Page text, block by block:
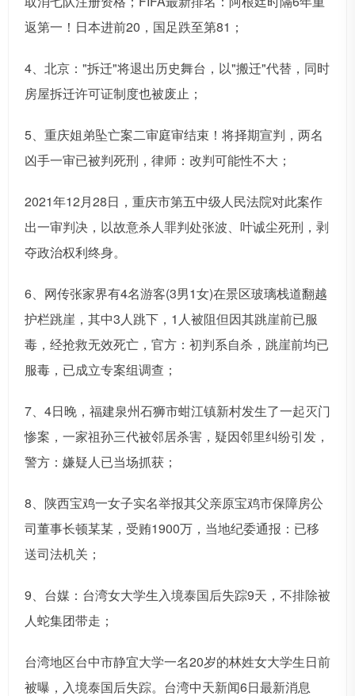
返第一！日本进前20，国足跌至第81；
4、北京："拆迁"将退出历史舞台，以"搬迁"代替，同时
房屋拆迁许可证制度也被废止；
5、重庆姐弟坠亡案二审庭审结束！将择期宣判，两名
凶手一审已被判死刑，律师：改判可能性不大；
2021年12月28日，重庆市第五中级人民法院对此案作
出一审判决，以故意杀人罪判处张波、叶诚尘死刑，剥
夺政治权利终身。
6、网传张家界有4名游客(3男1女)在景区玻璃栈道翻越
护栏跳崖，其中3人跳下，1人被阻但因其跳崖前已服
毒，经抢救无效死亡，官方：初判系自杀，跳崖前均已
服毒，已成立专案组调查；
7、4日晚，福建泉州石狮市蚶江镇新村发生了一起灭门
惨案，一家祖孙三代被邻居杀害，疑因邻里纠纷引发，
警方：嫌疑人已当场抓获；
8、陕西宝鸡一女子实名举报其父亲原宝鸡市保障房公
司董事长顿某某，受贿1900万，当地纪委通报：已移
送司法机关；
9、台媒：台湾女大学生入境泰国后失踪9天，不排除被
人蛇集团带走；
台湾地区台中市静宜大学一名20岁的林姓女大学生日前
被曝，入境泰国后失踪。台湾中天新闻6日最新消息